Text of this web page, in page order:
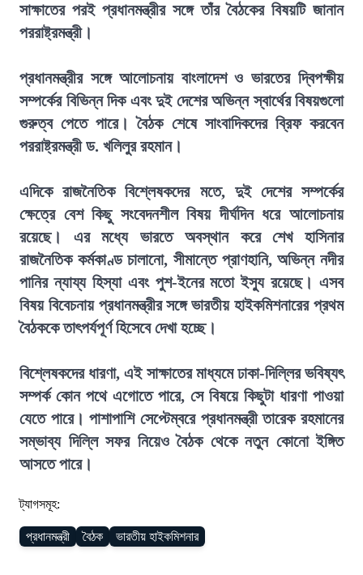
সাক্ষাতের পরই প্রধানমন্ত্রীর সঙ্গে তাঁর বৈঠকের বিষয়টি জানান
পররাষ্ট্রমন্ত্রী।
প্রধানমন্ত্রীর সঙ্গে আলোচনায় বাংলাদেশ ও ভারতের দ্বিপক্ষীয়
সম্পর্কের বিভিন্ন দিক এবং দুই দেশের অভিন্ন স্বার্থের বিষয়গুলো
গুরুত্ব পেতে পারে। বৈঠক শেষে সাংবাদিকদের ব্রিফ করবেন
পররাষ্ট্রমন্ত্রী ড. খলিলুর রহমান।
এদিকে রাজনৈতিক বিশ্লেষকদের মতে, দুই দেশের সম্পর্কের
ক্ষেত্রে বেশ কিছু সংবেদনশীল বিষয় দীর্ঘদিন ধরে আলোচনায়
রয়েছে। এর মধ্যে ভারতে অবস্থান করে শেখ হাসিনার
রাজনৈতিক কর্মকাণ্ড চালানো, সীমান্তে প্রাণহানি, অভিন্ন নদীর
পানির ন্যায্য হিস্যা এবং পুশ-ইনের মতো ইস্যু রয়েছে। এসব
বিষয় বিবেচনায় প্রধানমন্ত্রীর সঙ্গে ভারতীয় হাইকমিশনারের প্রথম
বৈঠককে তাৎপর্যপূর্ণ হিসেবে দেখা হচ্ছে।
বিশ্লেষকদের ধারণা, এই সাক্ষাতের মাধ্যমে ঢাকা-দিল্লির ভবিষ্যৎ
সম্পর্ক কোন পথে এগোতে পারে, সে বিষয়ে কিছুটা ধারণা পাওয়া
যেতে পারে। পাশাপাশি সেপ্টেম্বরে প্রধানমন্ত্রী তারেক রহমানের
সম্ভাব্য দিল্লি সফর নিয়েও বৈঠক থেকে নতুন কোনো ইঙ্গিত
আসতে পারে।
ট্যাগসমূহ:
প্রধানমন্ত্রী বৈঠক ভারতীয় হাইকমিশনার